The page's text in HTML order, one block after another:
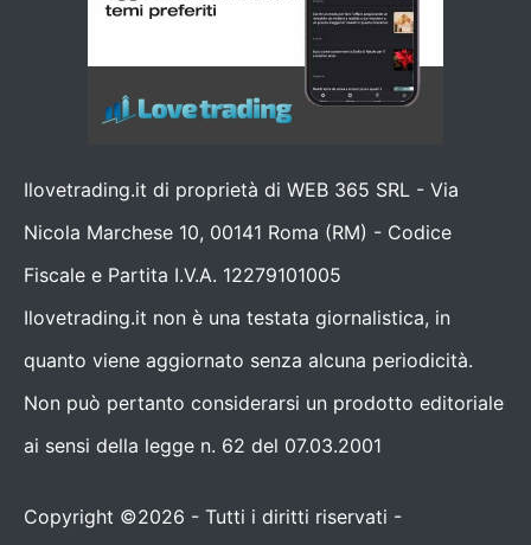
Ilovetrading.it di proprietà di WEB 365 SRL - Via
Nicola Marchese 10, 00141 Roma (RM) - Codice
Fiscale e Partita I.V.A. 12279101005
Ilovetrading.it non è una testata giornalistica, in
quanto viene aggiornato senza alcuna periodicità.
Non può pertanto considerarsi un prodotto editoriale
ai sensi della legge n. 62 del 07.03.2001
Copyright ©2026 - Tutti i diritti riservati -